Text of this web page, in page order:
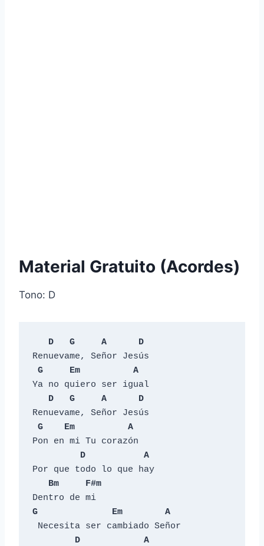
Material Gratuito (Acordes)
Tono: D
D G A
D
Renuevame, Señor Jesús
G
Em
A
Ya no quiero ser igual
D
G A
D
Renuevame, Señor Jesús
G
Em
A
Pon en mi Tu corazón
D
A
Por que todo lo que hay
Bm
F#m
Dentro de mi
G
Em
A
D
A